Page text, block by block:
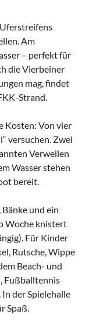
Am
– perfekt für
die Vierbeiner
mag, findet
Strand.
Kosten: Von vier
versuchen. Zwei
Verweilen
Wasser stehen
bereit.
und ein
Woche knistert
Für Kinder
Rutsche, Wippe
Beach- und
Fußballtennis
der Spielehalle
Spaß.